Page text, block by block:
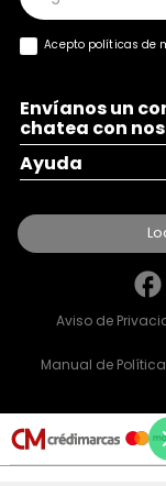
Acepto políticas de
Envíanos un
chatea con
Ayuda
Aviso de
Manual de